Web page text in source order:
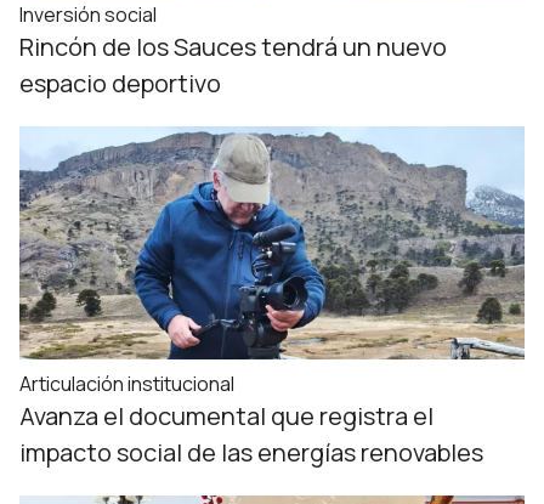
Inversión social
Rincón de los Sauces tendrá un nuevo
espacio deportivo
Articulación institucional
Avanza el documental que registra el
impacto social de las energías renovables